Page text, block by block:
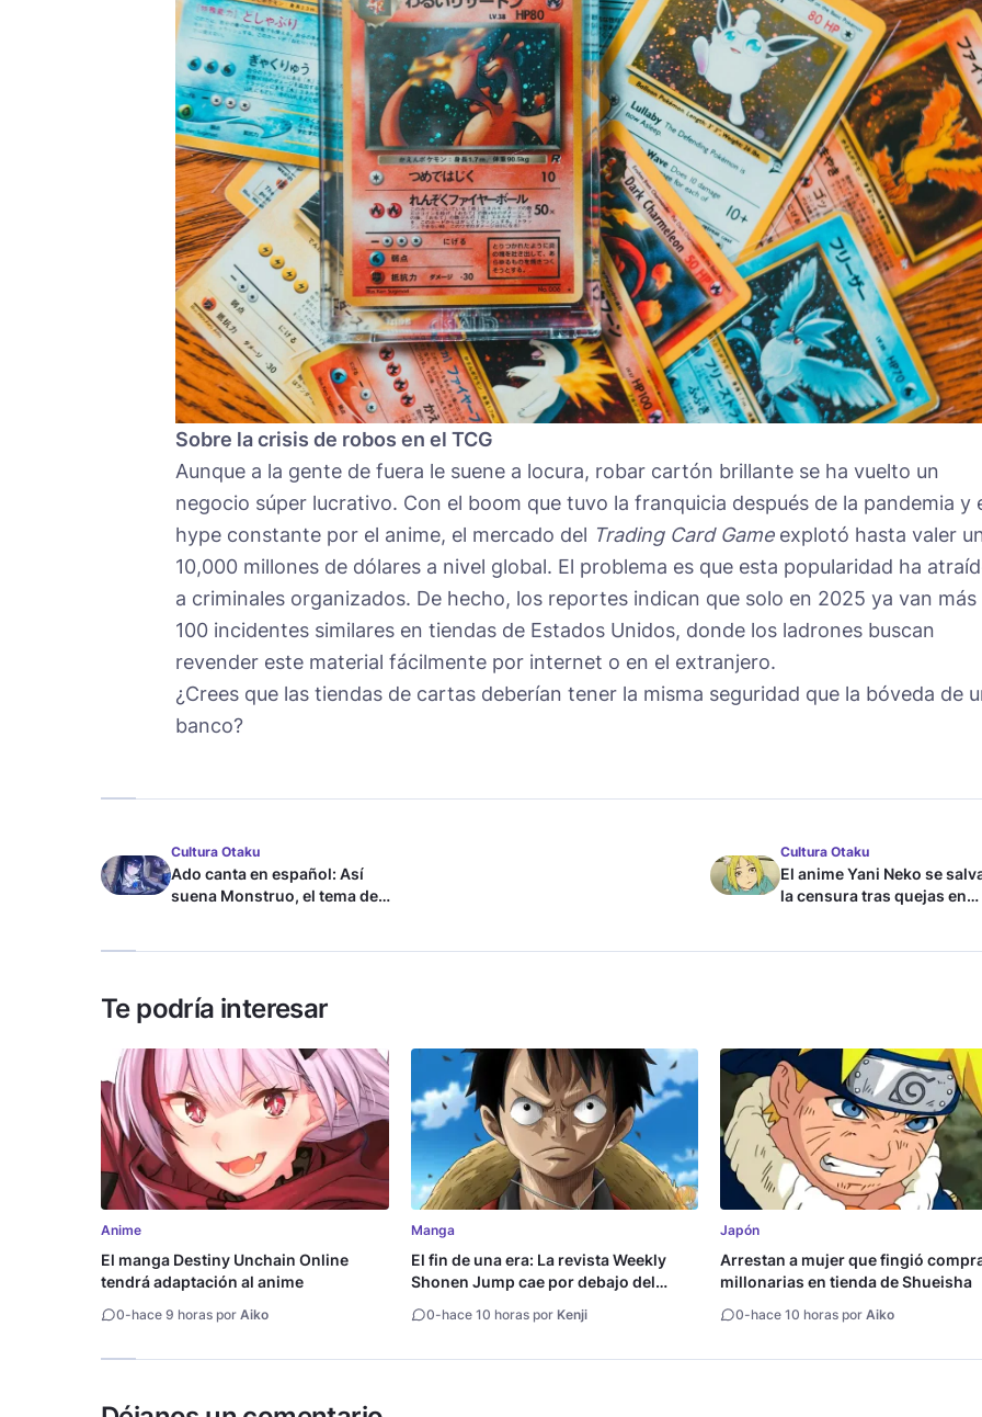
Sobre la crisis de robos en el TCG
Aunque a la gente de fuera le suene a locura, robar cartón brillante se ha vuelto un
negocio súper lucrativo. Con el boom que tuvo la franquicia después de la pandemia y
hype constante por el anime, el mercado del Trading Card Gameexplotó hasta valer
10,000 millones de dólares a nivel global. El problema es que esta popularidad ha
a criminales organizados. De hecho, los reportes indican que solo en 2025 ya van más
100 incidentes similares en tiendas de Estados Unidos, donde los ladrones buscan
revender este material fácilmente por internet o en el extranjero.
¿Crees que las tiendas de cartas deberían tener la misma seguridad que la bóveda de
banco?
Cultura Otaku
Ado canta en español: Así
suena Monstruo, el tema de
Cultura Otaku
El anime Yani Neko se
la censura tras quejas en
Te podría interesar
Anime
El manga Destiny Unchain Online
tendrá adaptación al anime
0-hace 9 horas por Aiko
Manga
El fin de una era: La revista Weekly
Shonen Jump cae por debajo del
0-hace 10 horas por Kenji
Japón
Arrestan a mujer que fingió
millonarias en tienda de Shueisha
0-hace 10 horas porAiko